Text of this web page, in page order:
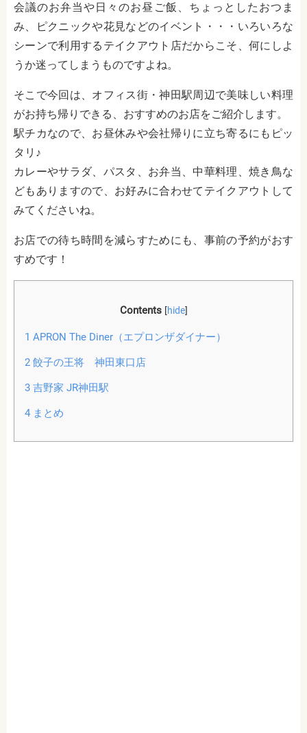
会議のお弁当や日々のお昼ご飯、ちょっとしたおつま
み、ピクニックや花見などのイベント・・・いろいろな
シーンで利用するテイクアウト店だからこそ、何にしよ
うか迷ってしまうものですよね。
そこで今回は、オフィス街・神田駅周辺で美味しい料理
がお持ち帰りできる、おすすめのお店をご紹介します。
駅チカなので、お昼休みや会社帰りに立ち寄るにもピッ
タリ♪
カレーやサラダ、パスタ、お弁当、中華料理、焼き鳥な
どもありますので、お好みに合わせてテイクアウトして
みてくださいね。
お店での待ち時間を減らすためにも、事前の予約がおす
すめです！
Contents [hide]
1 APRON The Diner（エプロンザダイナー）
2餃子の王将 神田東口店
3吉野家 JR神田駅
4まとめ